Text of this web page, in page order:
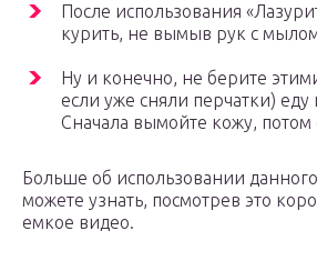
После использования
курить, не вымыв рук с
Ну и конечно, не берите
если уже сняли перчатки) еду
Сначала вымойте кожу, потом
Больше об использовании
можете узнать, посмотрев это
емкое видео.